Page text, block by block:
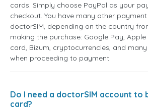
cards. Simply choose PayPal as your
checkout. You have many other
doctorSIM, depending on the country
making the purchase: Google Pay,
card, Bizum, cryptocurrencies, and
when proceeding to payment.
Do I need a doctorSIM account to
card?